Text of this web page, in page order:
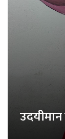
उदयीमान